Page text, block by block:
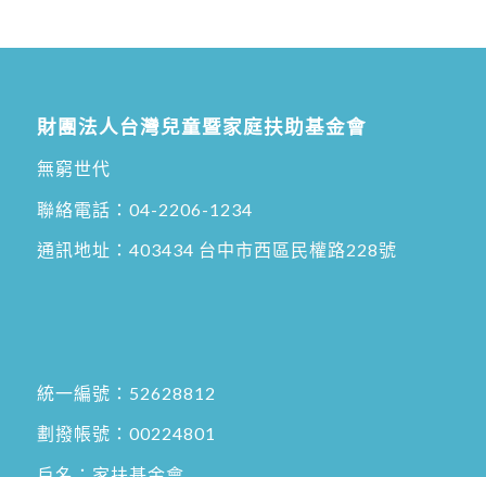
財團法人台灣兒童暨家庭扶助基金會
無窮世代
聯絡電話： 04-2206-1234
通訊地址： 403434 台中市西區民權路228號
統一編號：52628812
劃撥帳號：00224801